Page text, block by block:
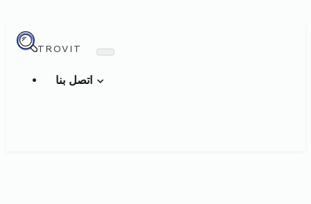
TROVIT